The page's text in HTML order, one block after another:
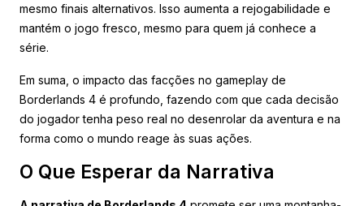
mesmo finais alternativos. Isso aumenta a rejogabilidade e
mantém o jogo fresco, mesmo para quem já conhece a
série.
Em suma, o impacto das facções no gameplay de
Borderlands 4 é profundo, fazendo com que cada decisão
do jogador tenha peso real no desenrolar da aventura e na
forma como o mundo reage às suas ações.
O Que Esperar da Narrativa